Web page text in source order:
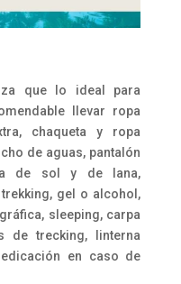
que lo ideal para
llevar ropa
chaqueta y ropa
de aguas, pantalón
de sol y de lana,
gel o alcohol,
sleeping, carpa
de trecking, linterna
en caso de